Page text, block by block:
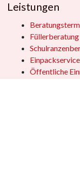
Leistungen
Füllerberatung
Einpackservice
Öffentliche